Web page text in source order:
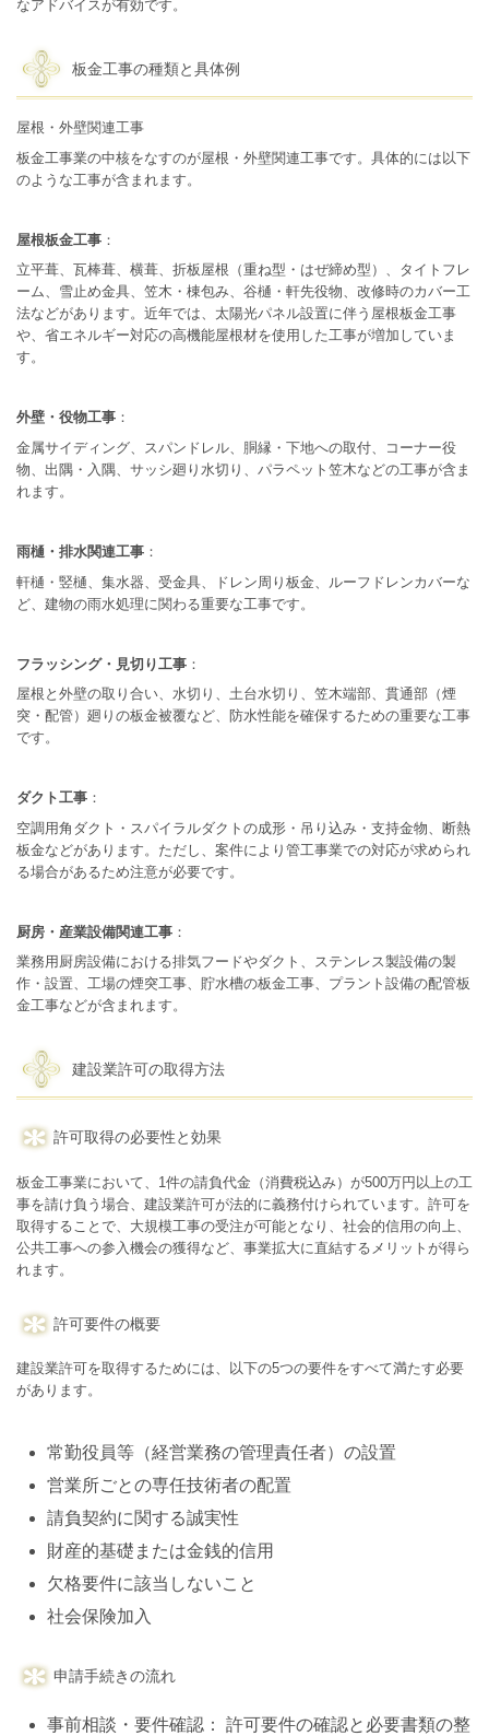
なアドバイスが有効です。
板金工事の種類と具体例
屋根・外壁関連工事
板金工事業の中核をなすのが屋根・外壁関連工事です。具体的には以下
のような工事が含まれます。
屋根板金工事 ：
立平葺、瓦棒葺、横葺、折板屋根（重ね型・はぜ締め型）、タイトフレ
ーム、雪止め金具、笠木・棟包み、谷樋・軒先役物、改修時のカバー工
法などがあります。近年では、太陽光パネル設置に伴う屋根板金工事
や、省エネルギー対応の高機能屋根材を使用した工事が増加していま
す。
外壁・役物工事 ：
金属サイディング、スパンドレル、胴縁・下地への取付、コーナー役
物、出隅・入隅、サッシ廻り水切り、パラペット笠木などの工事が含ま
れます。
雨樋・排水関連工事 ：
軒樋・竪樋、集水器、受金具、ドレン周り板金、ルーフドレンカバーな
ど、建物の雨水処理に関わる重要な工事です。
フラッシング・見切り工事 ：
屋根と外壁の取り合い、水切り、土台水切り、笠木端部、貫通部（煙
突・配管）廻りの板金被覆など、防水性能を確保するための重要な工事
です。
ダクト工事 ：
空調用角ダクト・スパイラルダクトの成形・吊り込み・支持金物、断熱
板金などがあります。ただし、案件により管工事業での対応が求められ
る場合があるため注意が必要です。
厨房・産業設備関連工事 ：
業務用厨房設備における排気フードやダクト、ステンレス製設備の製
作・設置、工場の煙突工事、貯水槽の板金工事、プラント設備の配管板
金工事などが含まれます。
建設業許可の取得方法
許可取得の必要性と効果
板金工事業において、1件の請負代金（消費税込み）が500万円以上の工
事を請け負う場合、建設業許可が法的に義務付けられています。許可を
取得することで、大規模工事の受注が可能となり、社会的信用の向上、
公共工事への参入機会の獲得など、事業拡大に直結するメリットが得ら
れます。
許可要件の概要
建設業許可を取得するためには、以下の5つの要件をすべて満たす必要
があります。
常勤役員等（経営業務の管理責任者）の設置
営業所ごとの専任技術者の配置
請負契約に関する誠実性
財産的基礎または金銭的信用
欠格要件に該当しないこと
社会保険加入
申請手続きの流れ
事前相談・要件確認： 許可要件の確認と必要書類の整